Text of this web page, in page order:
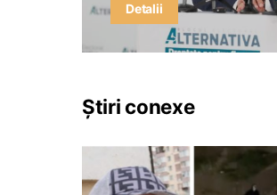
Detalii
Știri conexe